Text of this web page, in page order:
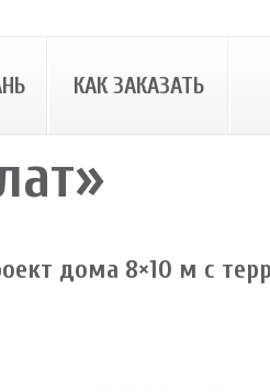
КАК ЗАКАЗАТЬ
дома 8×10 м с